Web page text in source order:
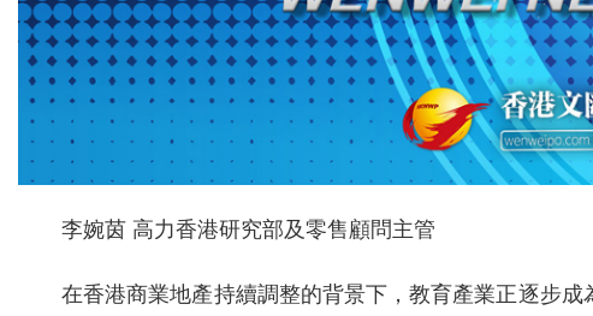
李婉茵 高力香港研究部及零售顧問主管
在香港商業地產持續調整的背景下，教育產業正逐步